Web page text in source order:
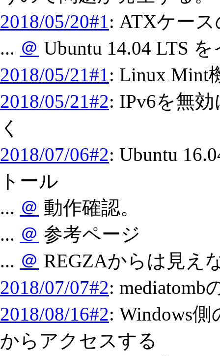
2018/05/20#1: ATXケー
... ＠ Ubuntu 14.04 LTS
2018/05/21#1: Linux Mint
2018/05/21#2: IPv6を無
く
2018/07/06#2: Ubuntu
トール
... ＠ 動作確認。
... ＠ 参考ページ
... ＠ REGZAからは見え
2018/07/07#2: mediatomb
2018/08/16#2: Windows
からアクセスする